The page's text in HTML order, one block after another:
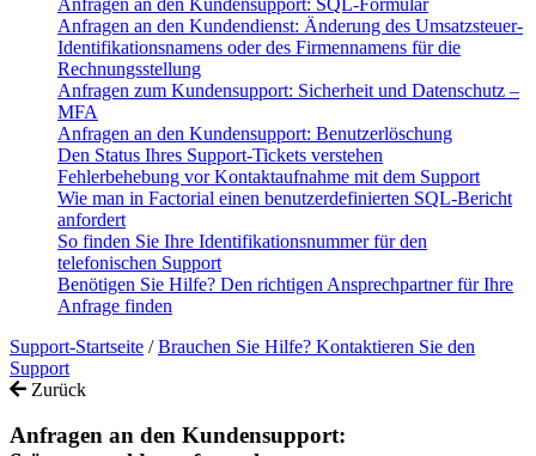
Anfragen an den Kundendienst: Änderung des Umsatzsteuer-
Identifikationsnamens oder des Firmennamens für die
Rechnungsstellung
Anfragen zum Kundensupport: Sicherheit und Datenschutz –
MFA
Anfragen an den Kundensupport: Benutzerlöschung
Den Status Ihres Support-Tickets verstehen
Fehlerbehebung vor Kontaktaufnahme mit dem Support
Wie man in Factorial einen benutzerdefinierten SQL-Bericht
anfordert
So finden Sie Ihre Identifikationsnummer für den
telefonischen Support
Benötigen Sie Hilfe? Den richtigen Ansprechpartner für Ihre
Anfrage finden
Support-Startseite / Brauchen Sie Hilfe? Kontaktieren Sie den
Support
Zurück
Anfragen an den Kundensupport: